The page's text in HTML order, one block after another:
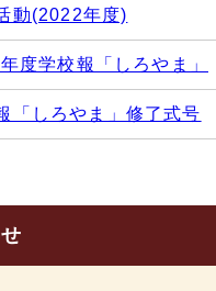
動(2022年度)
度学校報「しろやま」
「しろやま」修了式号